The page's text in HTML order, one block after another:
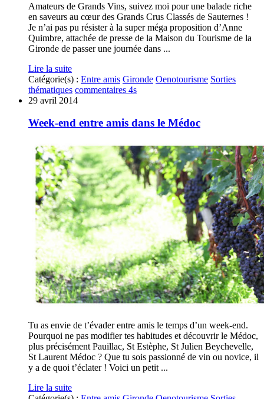
Amateurs de Grands Vins, suivez moi pour une balade riche
en saveurs au cœur des Grands Crus Classés de Sauternes !
Je n’ai pas pu résister à la super méga proposition d’Anne
Quimbre, attachée de presse de la Maison du Tourisme de la
Gironde de passer une journée dans ...
Lire la suite
Catégorie(s) : Entre amis Gironde Oenotourisme Sorties
thématiques commentaires 4s
29 avril 2014
Week-end entre amis dans le Médoc
Tu as envie de t’évader entre amis le temps d’un week-end.
Pourquoi ne pas modifier tes habitudes et découvrir le Médoc,
plus précisément Pauillac, St Estèphe, St Julien Beychevelle,
St Laurent Médoc ? Que tu sois passionné de vin ou novice, il
y a de quoi t’éclater ! Voici un petit ...
Lire la suite